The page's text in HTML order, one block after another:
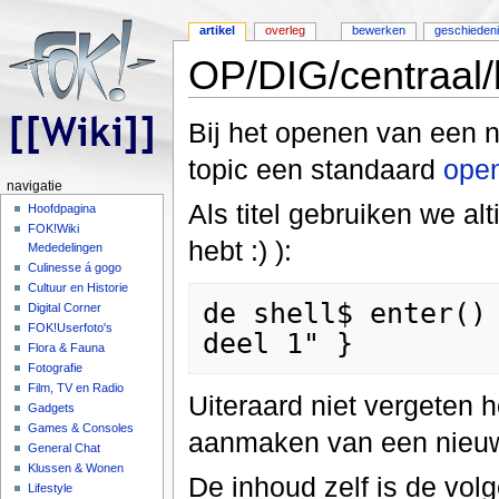
OP/DIG/
Bij het openen van een
topic een standaard
Als titel gebruiken we
hebt :) ):
de shell$
Uiteraard niet vergeten
aanmaken van een
De inhoud zelf is de
artikel overleg bewerken
navigatie
Hoofdpagina
FOK!Wiki
Mededelingen
Culinesse á gogo
Cultuur en Historie
Digital Corner
FOK!Userfoto's
Flora & Fauna
Fotografie
Film, TV en Radio
Gadgets
Games & Consoles
General Chat
Klussen & Wonen
Lifestyle